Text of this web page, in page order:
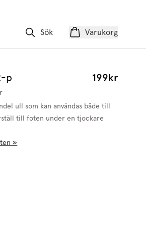
Sök Varukorg
p 199kr
ull som kan användas både till
till foten under en tjockare
»